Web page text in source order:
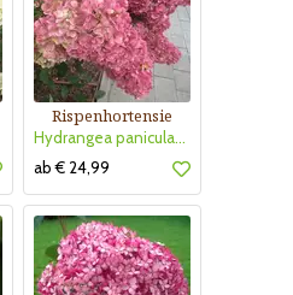
Rispenhortensie
Hydrangea paniculata 'Pinky Winky'
ab € 24,99